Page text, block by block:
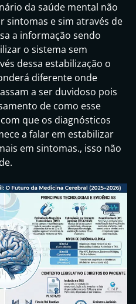
da saúde mental não
sintomas e sim através de
a informação sendo
o sistema sem
dessa estabilização o
diferente onde
a ser duvidoso pois
de como esse
que os diagnósticos
a falar em estabilizar
em sintomas., isso não